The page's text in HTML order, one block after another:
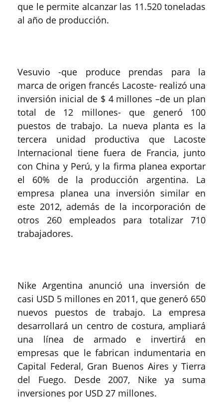
que le permite alcanzar las 11.520 toneladas
al año de producción.
Vesuvio -que produce prendas para la
marca de origen francés Lacoste- realizó una
inversión inicial de $ 4 millones –de un plan
total de 12 millones- que generó 100
puestos de trabajo. La nueva planta es la
tercera unidad productiva que Lacoste
Internacional tiene fuera de Francia, junto
con China y Perú, y la firma planea exportar
el 60% de la producción argentina. La
empresa planea una inversión similar en
este 2012, además de la incorporación de
otros 260 empleados para totalizar 710
trabajadores.
Nike Argentina anunció una inversión de
casi USD 5 millones en 2011, que generó 650
nuevos puestos de trabajo. La empresa
desarrollará un centro de costura, ampliará
una línea de armado e invertirá en
empresas que le fabrican indumentaria en
Capital Federal, Gran Buenos Aires y Tierra
del Fuego. Desde 2007, Nike ya suma
inversiones por USD 27 millones.